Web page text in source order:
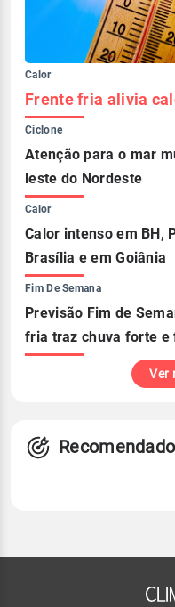
Calor
Frente fria alivia
Ciclone
Atenção para o mar
leste do Nordeste
Calor
Calor intenso em BH,
Brasília e em Goiânia
Fim De Semana
Previsão Fim de
fria traz chuva forte e
Ver